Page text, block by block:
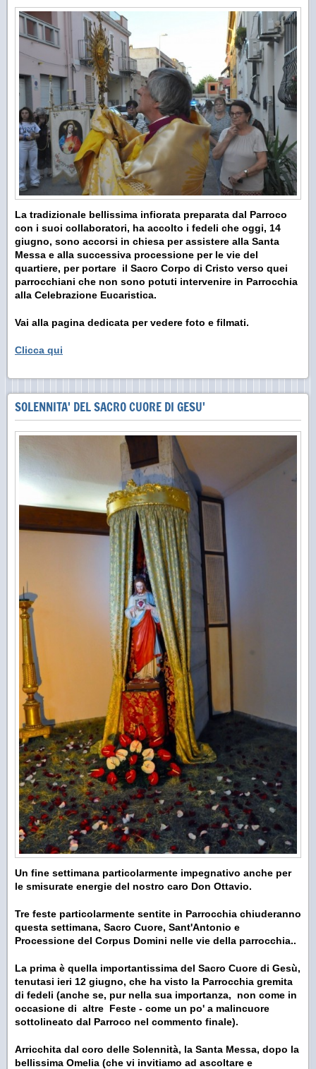
La tradizionale bellissima infiorata preparata dal Parroco
con i suoi collaboratori, ha accolto i fedeli che oggi, 14
giugno, sono accorsi in chiesa per assistere alla Santa
Messa e alla successiva processione per le vie del
quartiere, per portare il Sacro Corpo di Cristo verso quei
parrocchiani che non sono potuti intervenire in Parrocchia
alla Celebrazione Eucaristica.
Vai alla pagina dedicata per vedere foto e filmati.
Clicca qui
SOLENNITA' DEL SACRO CUORE DI GESU'
Un fine settimana particolarmente impegnativo anche per
le smisurate energie del nostro caro Don Ottavio.
Tre feste particolarmente sentite in Parrocchia chiuderanno
questa settimana, Sacro Cuore, Sant'Antonio e
Processione del Corpus Domini nelle vie della parrocchia..
La prima è quella importantissima del Sacro Cuore di Gesù,
tenutasi ieri 12 giugno, che ha visto la Parrocchia gremita
di fedeli (anche se, pur nella sua importanza, non come in
occasione di altre Feste - come un po' a malincuore
sottolineato dal Parroco nel commento finale).
Arricchita dal coro delle Solennità, la Santa Messa, dopo la
bellissima Omelia (che vi invitiamo ad ascoltare e